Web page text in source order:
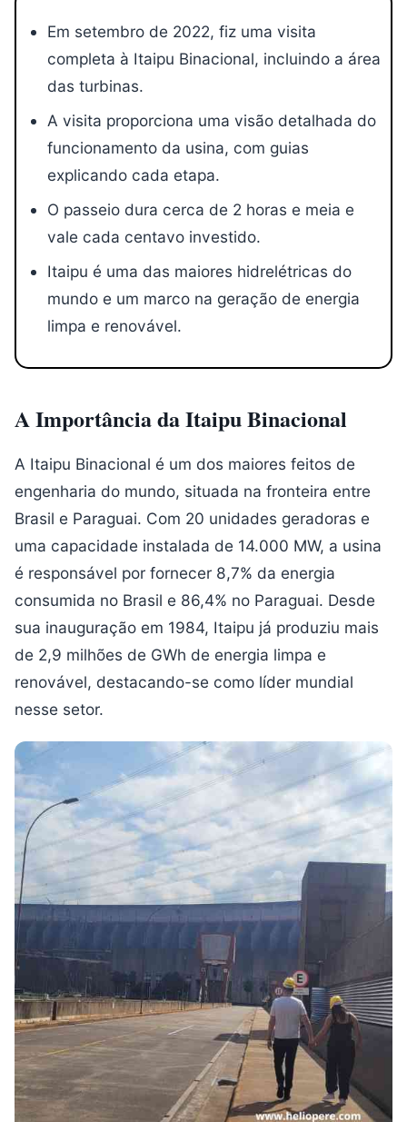
Em setembro de 2022, fiz uma visita
completa à Itaipu Binacional, incluindo a área
das turbinas.
A visita proporciona uma visão detalhada do
funcionamento da usina, com guias
explicando cada etapa.
O passeio dura cerca de 2 horas e meia e
vale cada centavo investido.
Itaipu é uma das maiores hidrelétricas do
mundo e um marco na geração de energia
limpa e renovável.
A Importância da Itaipu Binacional
A Itaipu Binacional é um dos maiores feitos de
engenharia do mundo, situada na fronteira entre
Brasil e Paraguai. Com 20 unidades geradoras e
uma capacidade instalada de 14.000 MW, a usina
é responsável por fornecer 8,7% da energia
consumida no Brasil e 86,4% no Paraguai. Desde
sua inauguração em 1984, Itaipu já produziu mais
de 2,9 milhões de GWh de energia limpa e
renovável, destacando-se como líder mundial
nesse setor.